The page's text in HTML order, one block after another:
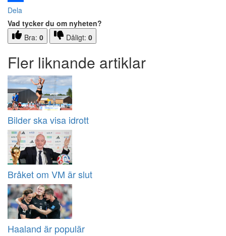
Dela
Vad tycker du om nyheten?
Bra: 0 Dåligt: 0
Fler liknande artiklar
Bilder ska visa idrott
Bråket om VM är slut
Haaland är populär